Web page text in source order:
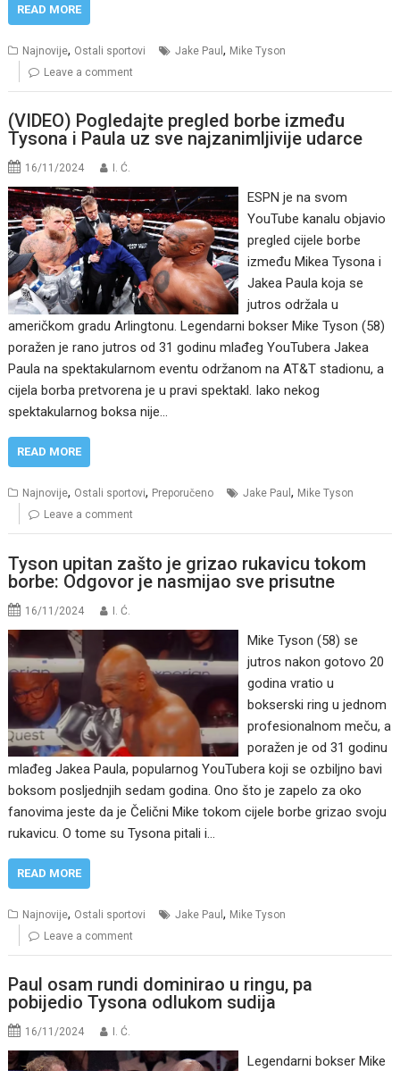
READ MORE
Najnovije, Ostali sportovi Jake Paul, Mike Tyson
Leave a comment
(VIDEO) Pogledajte pregled borbe između
Tysona i Paula uz sve najzanimljivije udarce
16/11/2024 I. Ć.
ESPN je na svom
YouTube kanalu objavio
pregled cijele borbe
između Mikea Tysona i
Jakea Paula koja se
jutros održala u
američkom gradu Arlingtonu. Legendarni bokser Mike Tyson (58)
poražen je rano jutros od 31 godinu mlađeg YouTubera Jakea
Paula na spektakularnom eventu održanom na AT&T stadionu, a
cijela borba pretvorena je u pravi spektakl. Iako nekog
spektakularnog boksa nije…
READ MORE
Najnovije, Ostali sportovi, Preporučeno Jake Paul, Mike Tyson
Leave a comment
Tyson upitan zašto je grizao rukavicu tokom
borbe: Odgovor je nasmijao sve prisutne
16/11/2024 I. Ć.
Mike Tyson (58) se
jutros nakon gotovo 20
godina vratio u
bokserski ring u jednom
profesionalnom meču, a
poražen je od 31 godinu
mlađeg Jakea Paula, popularnog YouTubera koji se ozbiljno bavi
boksom posljednjih sedam godina. Ono što je zapelo za oko
fanovima jeste da je Čelični Mike tokom cijele borbe grizao svoju
rukavicu. O tome su Tysona pitali i…
READ MORE
Najnovije, Ostali sportovi Jake Paul, Mike Tyson
Leave a comment
Paul osam rundi dominirao u ringu, pa
pobijedio Tysona odlukom sudija
16/11/2024 I. Ć.
Legendarni bokser Mike